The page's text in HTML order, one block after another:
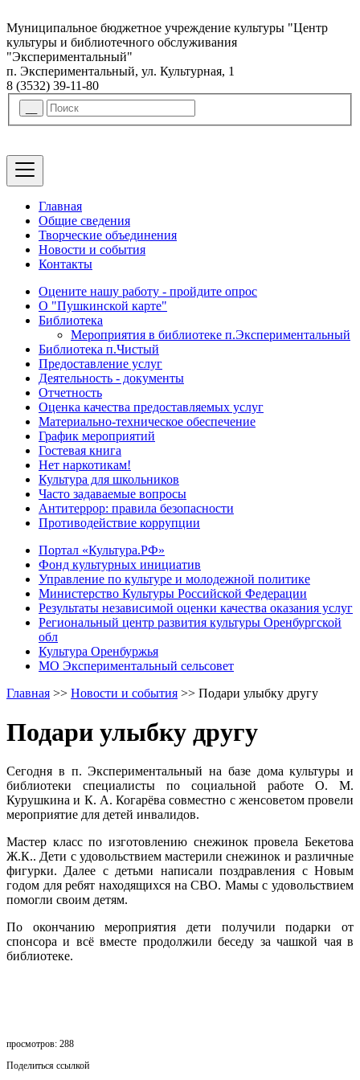
Муниципальное бюджетное учреждение культуры "Центр
культуры и библиотечного обслуживания
"Экспериментальный"
п. Экспериментальный, ул. Культурная, 1
8 (3532) 39-11-80
Главная
Общие сведения
Творческие объединения
Новости и события
Контакты
Оцените нашу работу - пройдите опрос
О "Пушкинской карте"
Библиотека
Мероприятия в библиотеке п.Экспериментальный
Библиотека п.Чистый
Предоставление услуг
Деятельность - документы
Отчетность
Оценка качества предоставляемых услуг
Материально-техническое обеспечение
График мероприятий
Гостевая книга
Нет наркотикам!
Культура для школьников
Часто задаваемые вопросы
Антитеррор: правила безопасности
Противодействие коррупции
Портал «Культура.РФ»
Фонд культурных инициатив
Управление по культуре и молодежной политике
Министерство Культуры Российской Федерации
Результаты независимой оценки качества оказания услуг
Региональный центр развития культуры Оренбургской
обл
Культура Оренбуржья
МО Экспериментальный сельсовет
Главная >> Новости и события >> Подари улыбку другу
Подари улыбку другу
Сегодня в п. Экспериментальный на базе дома культуры и
библиотеки специалисты по социальной работе О. М.
Курушкина и К. А. Когарёва совместно с женсоветом провели
мероприятие для детей инвалидов.
Мастер класс по изготовлению снежинок провела Бекетова
Ж.К.. Дети с удовольствием мастерили снежинок и различные
фигурки. Далее с детьми написали поздравления с Новым
годом для ребят находящихся на СВО. Мамы с удовольствием
помогли своим детям.
По окончанию мероприятия дети получили подарки от
спонсора и всё вместе продолжили беседу за чашкой чая в
библиотеке.
просмотров: 288
Поделиться ссылкой